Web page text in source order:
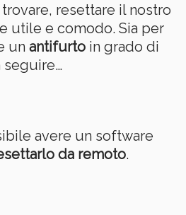
resettare il nostro
utile e comodo. Sia per
un antifurto in grado di
seguire…
avere un software
da remoto.